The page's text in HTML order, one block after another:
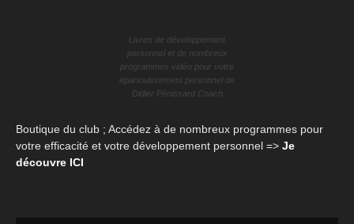
Livres de développement
personnel et de nombreux
programmes vidéo pour votre
épanouissement personnel de
Didier Pénissard Coach
Boutique du club ; Accédez à de nombreux programmes pour
votre efficacité et votre développement personnel => Je
découvre ICI